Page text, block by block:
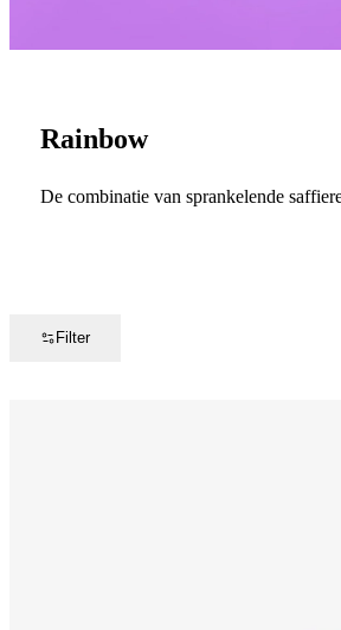
Rainbow
De combinatie van sprankelende
Filter